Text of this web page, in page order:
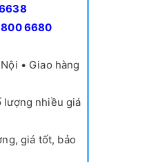
6680
• Giao hàng
lượng nhiều giá
giá tốt, bảo